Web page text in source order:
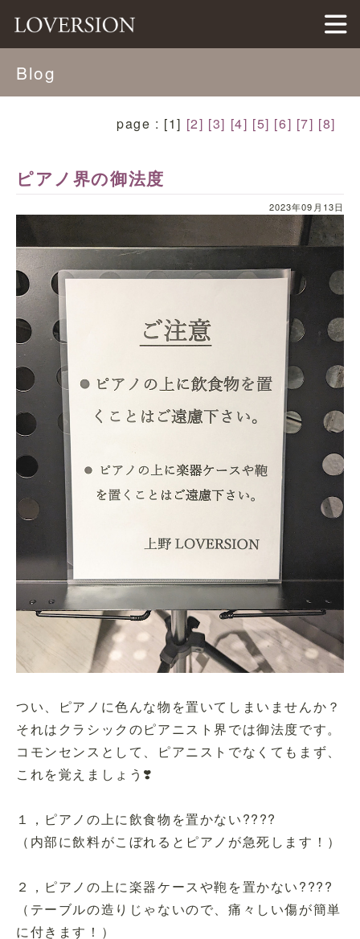
LOVERSION（ラバージョン）
Blog
page : [1] [2] [3] [4] [5] [6] [7] [8]
ピアノ界の御法度
2023年09月13日
つい、ピアノに色んな物を置いてしまいませんか？
それはクラシックのピアニスト界では御法度です。
コモンセンスとして、ピアニストでなくてもまず、
これを覚えましょう❣️
１，ピアノの上に飲食物を置かない????
（内部に飲料がこぼれるとピアノが急死します！）
２，ピアノの上に楽器ケースや鞄を置かない????
（テーブルの造りじゃないので、痛々しい傷が簡単
に付きます！）